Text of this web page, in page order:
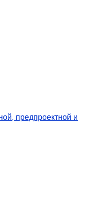
предпроектной и